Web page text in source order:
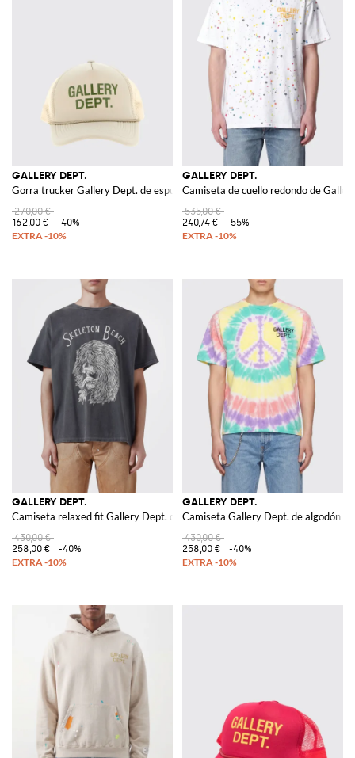
GALLERY DEPT.
Gorra trucker Gallery Dept. de espuma y malla con logo
270,00 €
162,00 €
-40%
GALLERY DEPT.
Camiseta de cuello redondo de
535,00 €
240,74 €
-55%
GALLERY DEPT.
Camiseta relaxed fit Gallery Dept. de algodón con estampado gráfico
430,00 €
258,00 €
-40%
GALLERY DEPT.
Camiseta Gallery Dept. de algodón
430,00 €
258,00 €
-40%